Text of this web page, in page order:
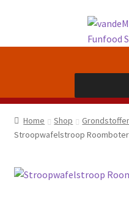
Toppings
Home Shop
Stroopwafelstroop